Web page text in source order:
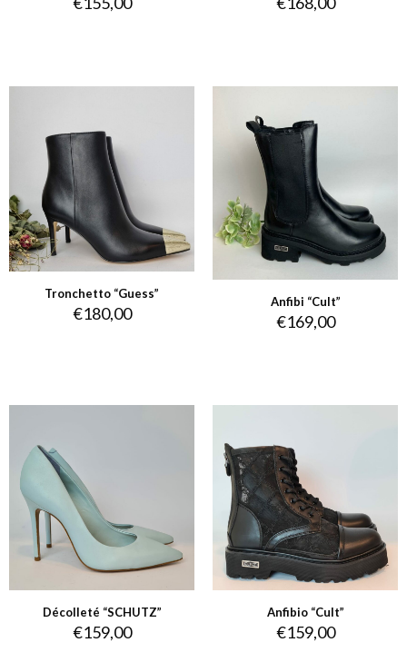
Tronchetto “Guess”
€180,00
Anfibi “Cult”
€169,00
Décolleté “SCHUTZ”
€159,00
Anfibio “Cult”
€159,00